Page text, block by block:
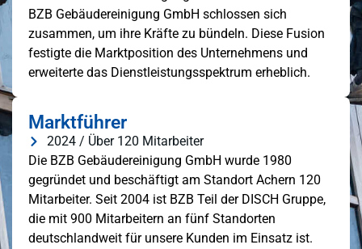
BZB Gebäudereinigung GmbH schlossen sich
zusammen, um ihre Kräfte zu bündeln. Diese Fusion
festigte die Marktposition des Unternehmens und
erweiterte das Dienstleistungsspektrum erheblich.
Marktführer
2024 / Über 120 Mitarbeiter
Die BZB Gebäudereinigung GmbH wurde 1980
gegründet und beschäftigt am Standort Achern 120
Mitarbeiter. Seit 2004 ist BZB Teil der DISCH Gruppe,
die mit 900 Mitarbeitern an fünf Standorten
deutschlandweit für unsere Kunden im Einsatz ist.